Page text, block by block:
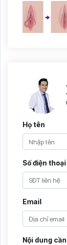
Họ tên
Số điện thoại
Email
Nội dung